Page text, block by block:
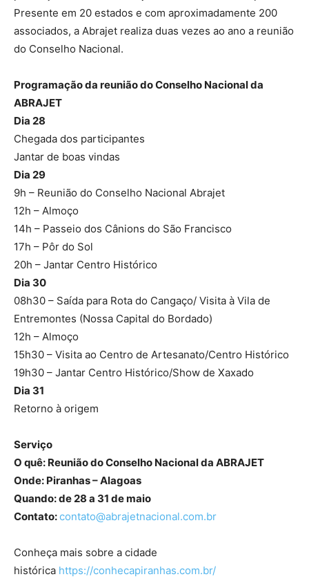
Presente em 20 estados e com aproximadamente 200
associados, a Abrajet realiza duas vezes ao ano a reunião
do Conselho Nacional.
Programação da reunião do Conselho Nacional da
ABRAJET
Dia 28
Chegada dos participantes
Jantar de boas vindas
Dia 29
9h – Reunião do Conselho Nacional Abrajet
12h – Almoço
14h – Passeio dos Cânions do São Francisco
17h – Pôr do Sol
20h – Jantar Centro Histórico
Dia 30
08h30 – Saída para Rota do Cangaço/ Visita à Vila de
Entremontes (Nossa Capital do Bordado)
12h – Almoço
15h30 – Visita ao Centro de Artesanato/Centro Histórico
19h30 – Jantar Centro Histórico/Show de Xaxado
Dia 31
Retorno à origem
Serviço
O quê: Reunião do Conselho Nacional da ABRAJET
Onde: Piranhas – Alagoas
Quando: de 28 a 31 de maio
Contato:contato@abrajetnacional.com.br
Conheça mais sobre a cidade
histórica https://conhecapiranhas.com.br/